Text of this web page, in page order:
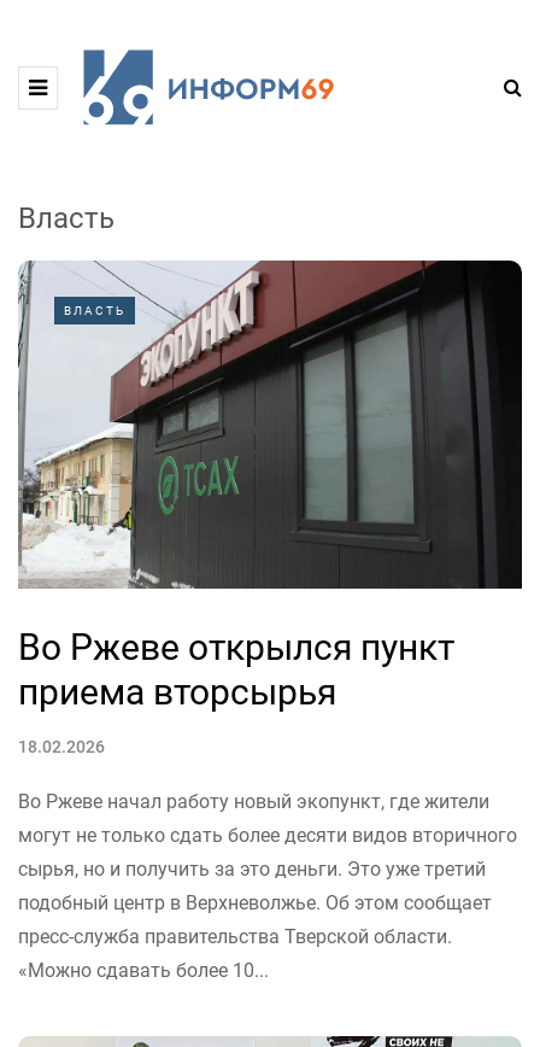
Власть
ВЛАСТЬ
Во Ржеве открылся пункт
приема вторсырья
18.02.2026
Во Ржеве начал работу новый экопункт, где жители
могут не только сдать более десяти видов вторичного
сырья, но и получить за это деньги. Это уже третий
подобный центр в Верхневолжье. Об этом сообщает
пресс-служба правительства Тверской области.
«Можно сдавать более 10...